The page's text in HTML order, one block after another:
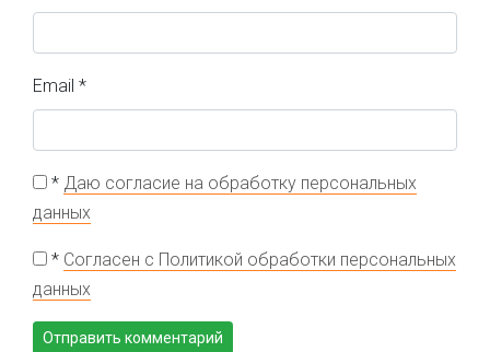
Email *
* Даю согласие на обработку персональных
данных
* Согласен с Политикой обработки персональных
данных